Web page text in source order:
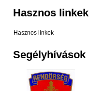
Hasznos linkek
Hasznos linkek
Segélyhívások